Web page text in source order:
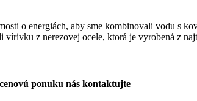
o energiách, aby sme kombinovali vodu
vírivku z nerezovej ocele, ktorá je vyrobená z
ponuku nás kontaktujte